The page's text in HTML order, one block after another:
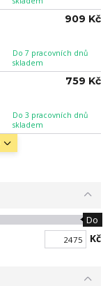
Do 7 pracovních dnů
skladem
909 Kč
Do 3 pracovních dnů
skladem
759 Kč
Do
Kč